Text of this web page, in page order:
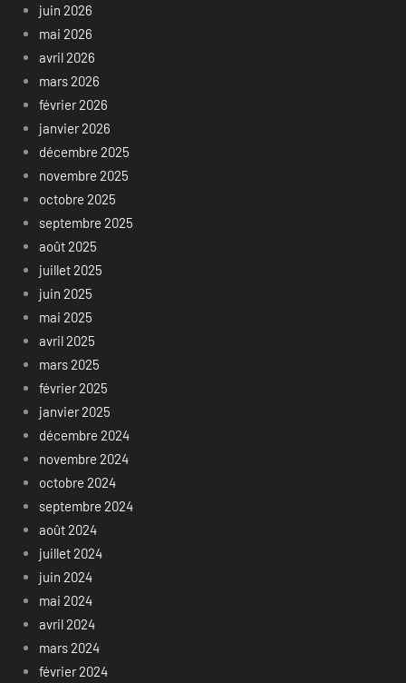
juin 2026
mai 2026
avril 2026
mars 2026
février 2026
janvier 2026
décembre 2025
novembre 2025
octobre 2025
septembre 2025
août 2025
juillet 2025
juin 2025
mai 2025
avril 2025
mars 2025
février 2025
janvier 2025
décembre 2024
novembre 2024
octobre 2024
septembre 2024
août 2024
juillet 2024
juin 2024
mai 2024
avril 2024
mars 2024
février 2024